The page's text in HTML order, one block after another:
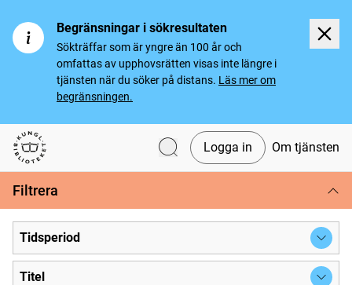
Begränsningar i sökresultaten
Sökträffar som är yngre än 100 år och
omfattas av upphovsrätten visas inte längre i
tjänsten när du söker på distans. Läs mer om
begränsningen.
Svenska tidningar
Logga in Om tjänsten
Filtrera
Tidsperiod
Titel